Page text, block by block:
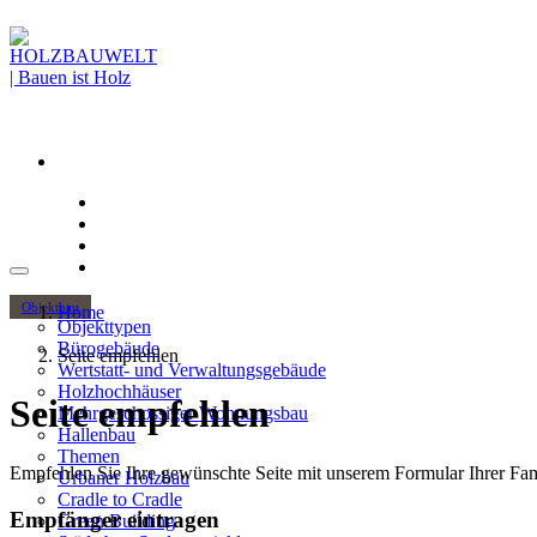
Objektbau
Objekttypen
Bürogebäude
Wertstatt- und Verwaltungsgebäude
Holzhochhäuser
Mehrgeschossiger Wohnungsbau
Hallenbau
Themen
Urbaner Holzbau
Cradle to Cradle
Green Building
Home
Seite empfehlen
Seite empfehlen
Empfehlen Sie Ihre gewünschte Seite mit unserem Formular Ihrer
Empfänger eintragen